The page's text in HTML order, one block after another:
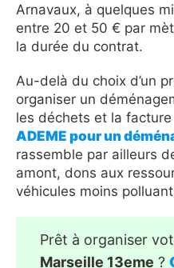
Arnavaux, à quelques
entre 20 et 50 € par
la durée du contrat.
Au-delà du choix d’un
organiser un
les déchets et la
ADEME pour un
rassemble par ailleurs
amont, dons aux
véhicules moins
Prêt à organiser
Marseille 13eme ?